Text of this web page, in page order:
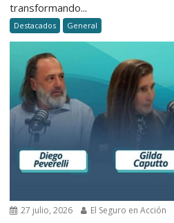
transformando...
Destacados General
27 julio, 2026 El Seguro en Acción